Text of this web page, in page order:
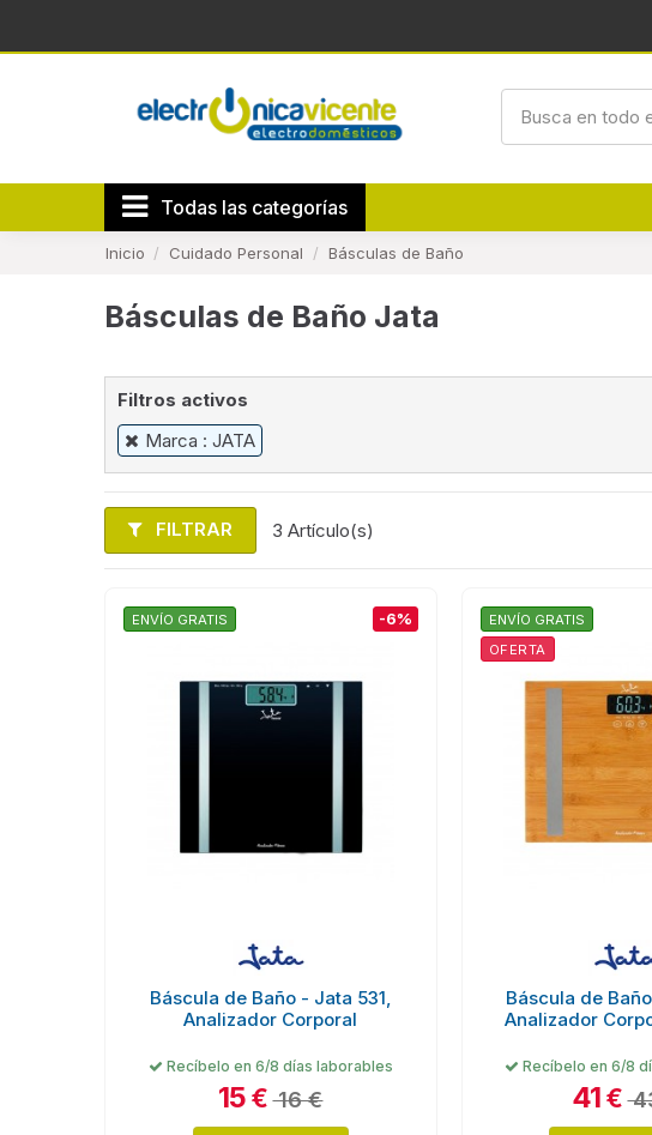
Todas las categorías
Inicio Cuidado Personal Básculas de Baño
Básculas de Baño Jata
Filtros activos
Marca : JATA
FILTRAR 3 Artículo(s)
ENVÍO GRATIS -6%
Báscula de Baño - Jata 531,
Analizador Corporal
Recíbelo en 6/8 días laborables
15 € 16 €
ENVÍO GRATIS
OFERTA
Báscula de
Analizador
Recíbelo en 6/8
41 €